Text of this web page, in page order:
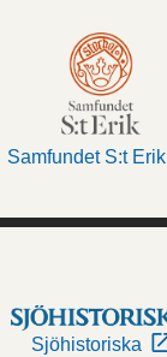
Samfundet S:t Erik
Sjöhistoriska